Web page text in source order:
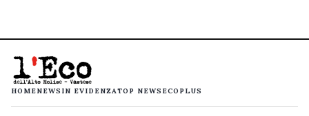
HOMENEWS IN EVIDENZATOP NEWS ECOPLUS